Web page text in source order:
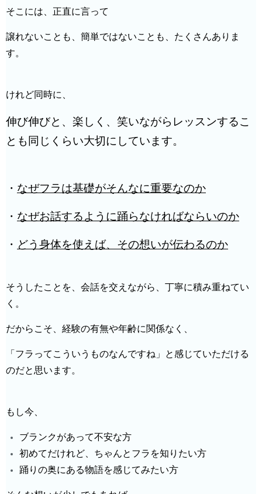
そこには、正直に言って
譲れないことも、簡単ではないことも、たくさんありま
す。
けれど同時に、
伸び伸びと、楽しく、笑いながらレッスンするこ
とも 同じくらい大切にしています。
・ なぜフラは基礎がそんなに重要なのか
・ なぜお話するように踊らなければならいのか
・ どう身体を使えば、その想いが伝わるのか
そうしたことを、会話を交えながら、丁寧に積み重ねてい
く。
だからこそ、経験の有無や年齢に関係なく、
「フラってこういうものなんですね」と感じていただける
のだと思います。
もし今、
ブランクがあって不安な方
初めてだけれど、ちゃんとフラを知りたい方
踊りの奥にある物語を感じてみたい方